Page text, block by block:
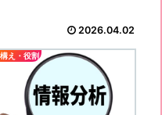
2026.04.02
え・役割